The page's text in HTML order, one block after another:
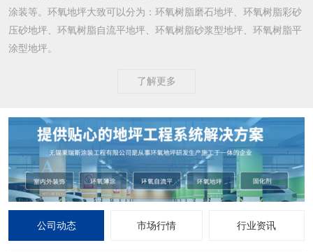
涂装等。环氧地坪大致可以分为：环氧树脂磨石地坪、环氧树脂彩砂
压砂地坪、环氧树脂自流平地坪、环氧树脂砂浆型地坪、环氧树脂平
涂型地坪。
了解更多
公司动态 市场行情 行业资讯